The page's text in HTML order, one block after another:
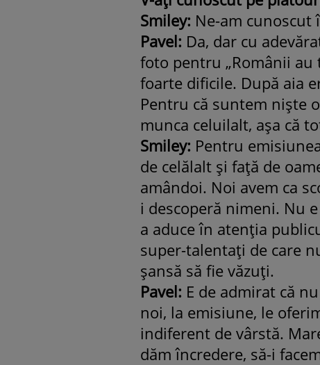
Smiley: Ne-am
Pavel: Da, dar cu
foto pentru „Românii au
foarte dificile. După aia
Pentru că suntem niște
munca celuilalt, așa că
Smiley: Pentru
de celălalt și față de
amândoi. Noi avem ca
i descoperă nimeni. Nu
a aduce în atenția
super-talentați de care
șansă să fie văzuți.
Pavel: E de admirat că
noi, la emisiune, le
indiferent de vârstă.
dăm încredere, să-i